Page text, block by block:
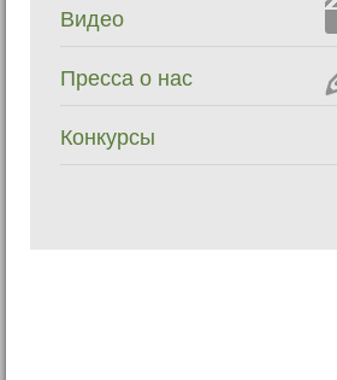
Видео
Пресса о нас
Конкурсы